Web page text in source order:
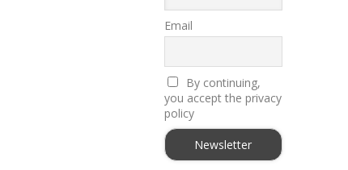
Email
By continuing,
you accept the privacy
policy